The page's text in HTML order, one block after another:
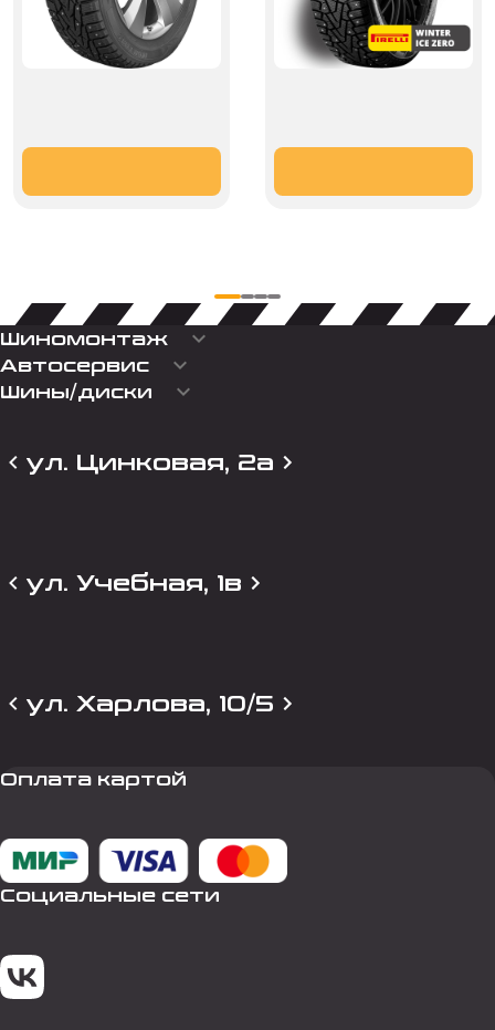
Шиномонтаж keyboard_arrow_down
Автосервис keyboard_arrow_down
Шины/диски keyboard_arrow_down
ул. Цинковая, 2а
ул. Учебная, 1в
ул. Харлова, 10/5
Оплата картой
Социальные сети